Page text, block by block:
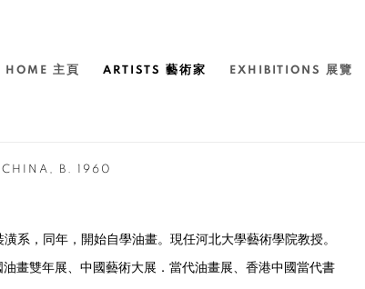
HOME 主頁 ARTISTS 藝術家 EXHIBITIONS 展覽
CHINA, B. 1960
系，同年，開始自學油畫。現任河北大學藝術學院教授。
畫雙年展、中國藝術大展．當代油畫展、香港中國當代書